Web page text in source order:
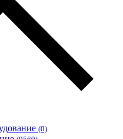
металлов (ЗЗЦМ)
(0)